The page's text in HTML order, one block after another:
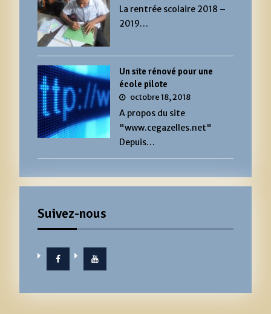
La rentrée scolaire 2018 –
2019…
Un site rénové pour une
école pilote
octobre 18, 2018
A propos du site
"www.cegazelles.net"
Depuis…
Suivez-nous